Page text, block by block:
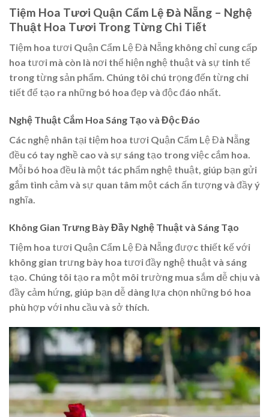
Tiệm Hoa Tươi Quận Cẩm Lệ Đà Nẵng – Nghệ
Thuật Hoa Tươi Trong Từng Chi Tiết
Tiệm hoa tươi Quận Cẩm Lệ Đà Nẵng không chỉ cung cấp
hoa tươi mà còn là nơi thể hiện nghệ thuật và sự tinh tế
trong từng sản phẩm. Chúng tôi chú trọng đến từng chi
tiết để tạo ra những bó hoa đẹp và độc đáo nhất.
Nghệ Thuật Cắm Hoa Sáng Tạo và Độc Đáo
Các nghệ nhân tại tiệm hoa tươi Quận Cẩm Lệ Đà Nẵng
đều có tay nghề cao và sự sáng tạo trong việc cắm hoa.
Mỗi bó hoa đều là một tác phẩm nghệ thuật, giúp bạn gửi
gắm tình cảm và sự quan tâm một cách ấn tượng và đầy ý
nghĩa.
Không Gian Trưng Bày Đầy Nghệ Thuật và Sáng Tạo
Tiệm hoa tươi Quận Cẩm Lệ Đà Nẵng được thiết kế với
không gian trưng bày hoa tươi đầy nghệ thuật và sáng
tạo. Chúng tôi tạo ra một môi trường mua sắm dễ chịu và
đầy cảm hứng, giúp bạn dễ dàng lựa chọn những bó hoa
phù hợp với nhu cầu và sở thích.